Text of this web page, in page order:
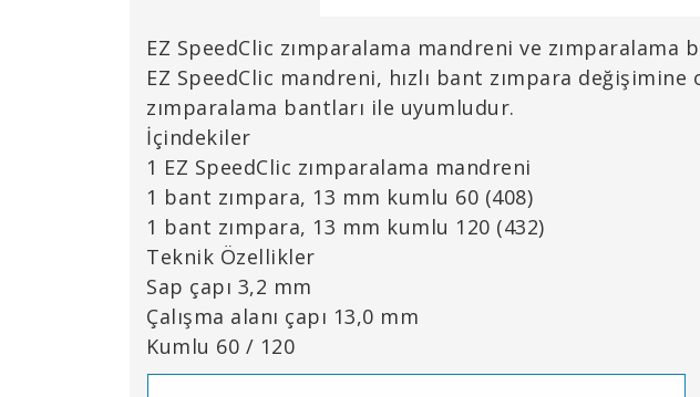
EZ SpeedClic zımparalama mandreni ve
EZ SpeedClic mandreni, hızlı bant zımpara
zımparalama bantları ile uyumludur.
İçindekiler
1 EZ SpeedClic zımparalama mandreni
1 bant zımpara, 13 mm kumlu 60 (408)
1 bant zımpara, 13 mm kumlu 120 (432)
Teknik Özellikler
Sap çapı 3,2 mm
Çalışma alanı çapı 13,0 mm
Kumlu 60 / 120